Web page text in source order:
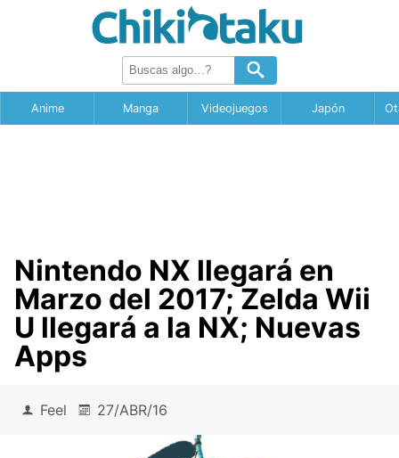
Anime Manga Videojuegos Japón
Nintendo NX llegará en
Marzo del 2017; Zelda Wii
U llegará a la NX; Nuevas
Apps
Feel 27/ABR/16